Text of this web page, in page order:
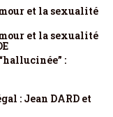
et la sexualité
et la sexualité
:
: Jean DARD et